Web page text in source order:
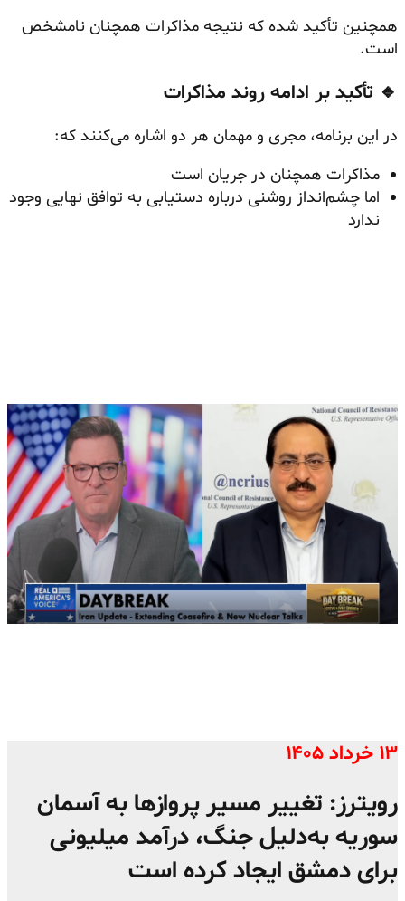
همچنین تأکید شده که نتیجه مذاکرات همچنان نامشخص
است.
🔹 تأکید بر ادامه روند مذاکرات
در این برنامه، مجری و مهمان هر دو اشاره می‌کنند که:
مذاکرات همچنان در جریان است
اما چشم‌انداز روشنی درباره دستیابی به توافق نهایی وجود
ندارد
۱۳ خرداد ۱۴۰۵
رویترز: تغییر مسیر پروازها به آسمان
سوریه به‌دلیل جنگ، درآمد میلیونی
برای دمشق ایجاد کرده است